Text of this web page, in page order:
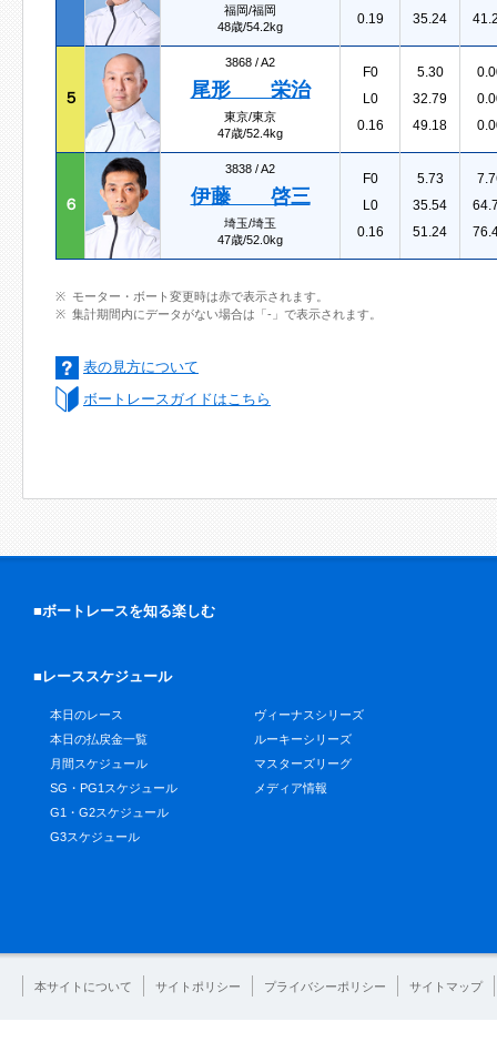
福岡/福岡
48歳/54.2kg
0.19
35.24
５
3868 /A2
尾形 栄治
東京/東京
47歳/52.4kg
F0
L0
0.16
5.30
32.79
49.18
６
3838 /A2
伊藤 啓三
埼玉/埼玉
47歳/52.0kg
F0
L0
0.16
5.73
35.54
51.24
モーター・ボート変更時は赤で表示されます。
集計期間内にデータがない場合は「-」で表示されます。
表の見方について
ボートレースガイドはこちら
■ボートレースを知る楽しむ
■レーススケジュール
本日のレース
本日の払戻金一覧
月間スケジュール
SG・PG1スケジュール
G1・G2スケジュール
G3スケジュール
ヴィーナスシリーズ
ルーキーシリーズ
マスターズリーグ
メディア情報
本サイトについて サイトポリシー プライバシーポリシー サイトマップ